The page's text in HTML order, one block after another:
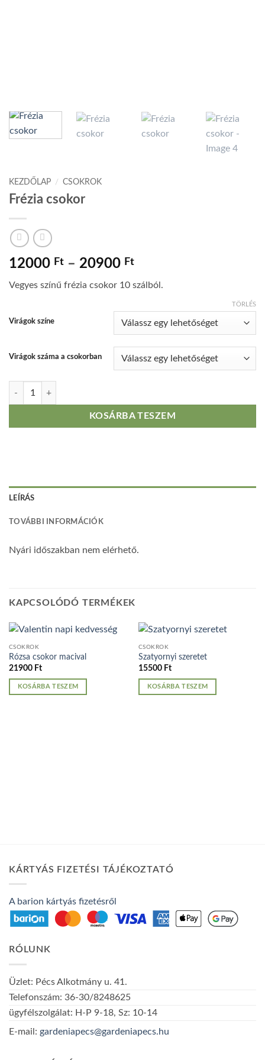
KEZDŐLAP / CSOKROK
Frézia csokor
12000 Ft – 20900 FtÁrtartomány:
-
Vegyes színű frézia csokor 10 szálból.
Virágok színe
Virágok száma a csokorban
TÖRLÉS
Frézia csokor mennyiség
KOSÁRBA TESZEM
LEÍRÁS
TOVÁBBI INFORMÁCIÓK
Nyári időszakban nem elérhető.
KAPCSOLÓDÓ TERMÉKEK
CSOKROK
Rózsa csokor macival
21900 Ft
KOSÁRBA TESZEM
CSOKROK
Szatyornyi szeretet
15500 Ft
KOSÁRBA TESZEM
KÁRTYÁS FIZETÉSI TÁJÉKOZTATÓ
A barion kártyás fizetésről
RÓLUNK
Üzlet: Pécs Alkotmány u. 41.
Telefonszám: 36-30/8248625
ügyfélszolgálat: H-P 9-18, Sz: 10-14
E-mail: gardeniapecs@gardeniapecs.hu